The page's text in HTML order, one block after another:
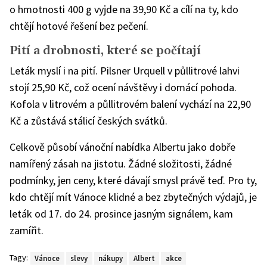
o hmotnosti 400 g vyjde na 39,90 Kč a cílí na ty, kdo
chtějí hotové řešení bez pečení.
Pití a drobnosti, které se počítají
Leták myslí i na pití. Pilsner Urquell v půllitrové lahvi
stojí 25,90 Kč, což ocení návštěvy i domácí pohoda.
Kofola v litrovém a půllitrovém balení vychází na 22,90
Kč a zůstává stálicí českých svátků.
Celkově působí vánoční nabídka Albertu jako dobře
namířený zásah na jistotu. Žádné složitosti, žádné
podmínky, jen ceny, které dávají smysl právě teď. Pro ty,
kdo chtějí mít Vánoce klidné a bez zbytečných výdajů, je
leták od 17. do 24. prosince jasným signálem, kam
zamířit.
Tagy: Vánoce slevy nákupy Albert akce